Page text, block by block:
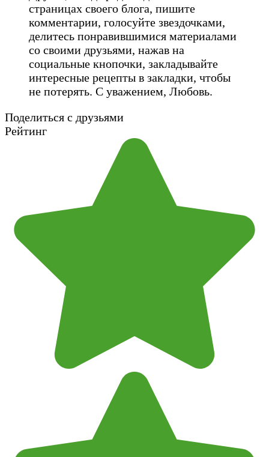
страницах своего блога, пишите
комментарии, голосуйте звездочками,
делитесь понравившимися материалами
со своими друзьями, нажав на
социальные кнопочки, закладывайте
интересные рецепты в закладки, чтобы
не потерять. С уважением, Любовь.
Поделиться с друзьями
Рейтинг